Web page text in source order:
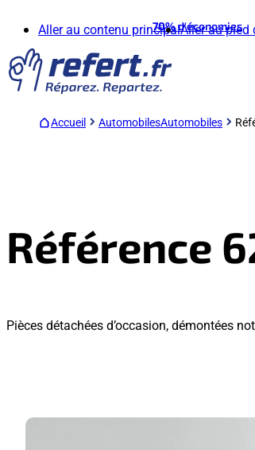
Aller au contenu principalAller au pied
70%d'économies
Accueil AutomobilesAutomobiles
Référence
Pièces détachées d’occasion, démontées